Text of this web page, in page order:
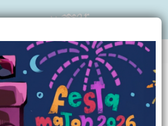
Maresmusic